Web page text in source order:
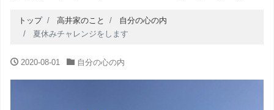
トップ 高井家のこと
自分の心の内
夏休みチャレンジをします
2020-08-01 自分の心の内